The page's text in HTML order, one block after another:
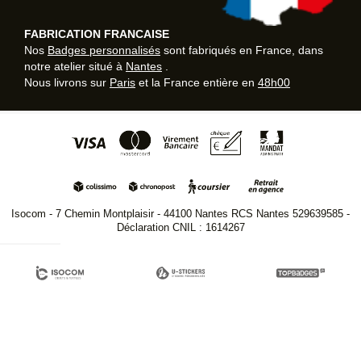
FABRICATION FRANCAISE
Nos Badges personnalisés sont fabriqués en France, dans
notre atelier situé à Nantes
Nous livrons sur Paris et la France entière en 48h00
Isocom - 7 Chemin Montplaisir - 44100 Nantes RCS Nantes 529639585 -
Déclaration CNIL : 1614267